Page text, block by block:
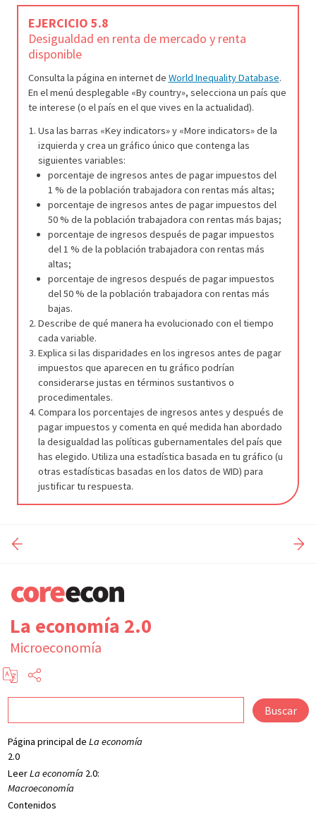
EJERCICIO 5.8
Desigualdad en renta de mercado y renta
disponible
Consulta la página en internet de World Inequality Database.
En el menú desplegable «By country», selecciona un país que
te interese (o el país en el que vives en la actualidad).
Usa las barras «Key indicators» y «More indicators» de la
izquierda y crea un gráfico único que contenga las
siguientes variables:
porcentaje de ingresos antes de pagar impuestos del
1 % de la población trabajadora con rentas más altas;
porcentaje de ingresos antes de pagar impuestos del
50 % de la población trabajadora con rentas más bajas;
porcentaje de ingresos después de pagar impuestos
del 1 % de la población trabajadora con rentas más
altas;
porcentaje de ingresos después de pagar impuestos
del 50 % de la población trabajadora con rentas más
bajas.
Describe de qué manera ha evolucionado con el tiempo
cada variable.
Explica si las disparidades en los ingresos antes de pagar
impuestos que aparecen en tu gráfico podrían
considerarse justas en términos sustantivos o
procedimentales.
Compara los porcentajes de ingresos antes y después de
pagar impuestos y comenta en qué medida han abordado
la desigualdad las políticas gubernamentales del país que
has elegido. Utiliza una estadística basada en tu gráfico (u
otras estadísticas basadas en los datos de WID) para
justificar tu respuesta.
La economía 2.0
Microeconomía
Página principal de La economía
2.0
LeerLa economía2.0:
Macroeconomía
Contenidos